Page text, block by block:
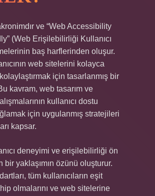
ve “Web Accessibility
(Web Erişilebilirliği Kullanıcı
baş harflerinden oluşur.
web sitelerini kolayca
kolaylaştırmak için tasarlanmış bir
kavram, web tasarım ve
kullanıcı dostu
için uygulanmış stratejileri
kapsar.
deneyimi ve erişilebilirliği ön
bir yaklaşımın özünü oluşturur.
tüm kullanıcıların eşit
olmalarını ve web sitelerine